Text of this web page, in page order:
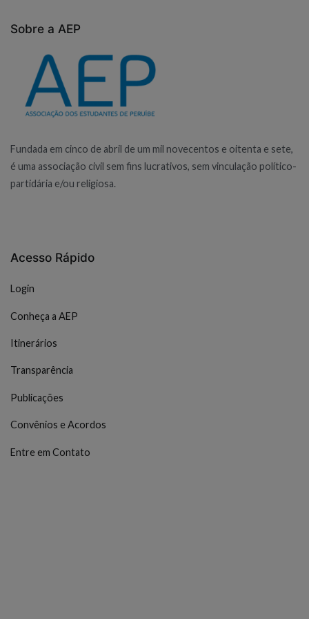
Sobre a AEP
Fundada em cinco de abril de um mil novecentos e oitenta e sete,
é uma associação civil sem fins lucrativos, sem vinculação político-
partidária e/ou religiosa.
Acesso Rápido
Login
Conheça a AEP
Itinerários
Transparência
Publicações
Convênios e Acordos
Entre em Contato